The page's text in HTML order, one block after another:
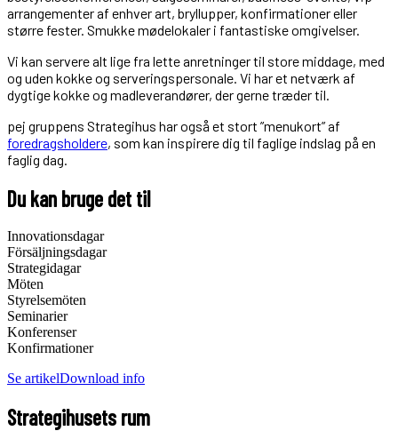
arrangementer af enhver art, bryllupper, konfirmationer eller
større fester. Smukke mødelokaler i fantastiske omgivelser.
Vi kan servere alt lige fra lette anretninger til store middage, med
og uden kokke og serveringspersonale. Vi har et netværk af
dygtige kokke og madleverandører, der gerne træder til.
pej gruppens Strategihus har også et stort ”menukort” af
foredragsholdere, som kan inspirere dig til faglige indslag på en
faglig dag.
Du kan bruge det til
Innovationsdagar
Försäljningsdagar
Strategidagar
Möten
Styrelsemöten
Seminarier
Konferenser
Konfirmationer
Se artikelDownload info
Strategihusets rum